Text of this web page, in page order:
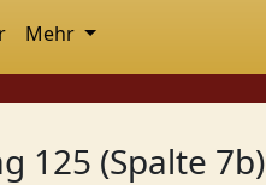
Mehr
125 (Spalte 7b)